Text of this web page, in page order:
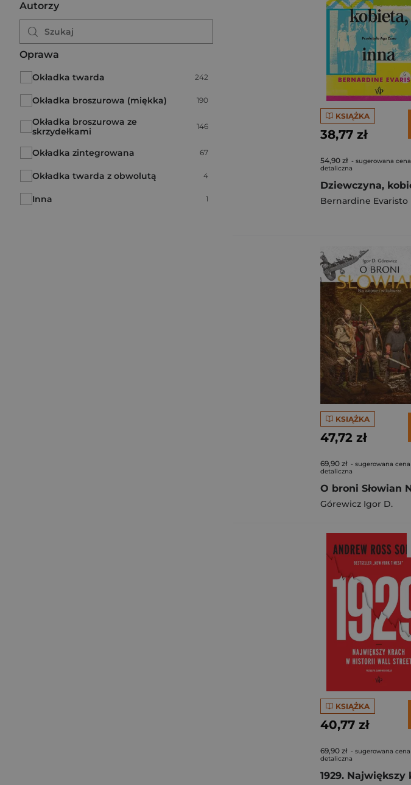
Autorzy
Oprawa
Okładka twarda Liczba pozycji:
242
Okładka broszurowa (miękka) Liczba pozycji:
190
Okładka broszurowa ze
skrzydełkami
Liczba pozycji:
146
Okładka zintegrowana Liczba pozycji:
67
Okładka twarda z obwolutą Liczba pozycji:
4
Inna Liczba pozycji:
1
KSIĄŻKA
38,77 zł
54,90 zł - sugerowana cena
detaliczna
Bernardine Evaristo
KSIĄŻKA
47,72 zł
69,90 zł - sugerowana cena
detaliczna
Górewicz Igor D.
KSIĄŻKA
40,77 zł
69,90 zł - sugerowana cena
detaliczna